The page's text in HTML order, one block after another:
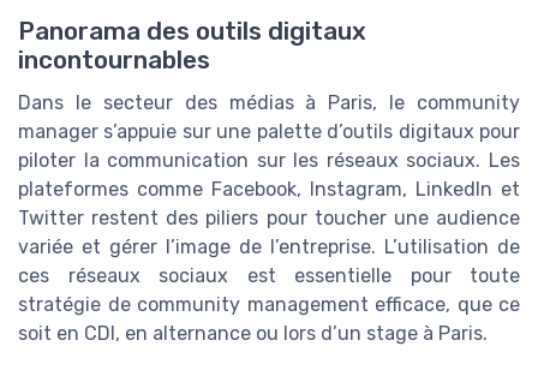
Panorama des outils digitaux
incontournables
Dans le secteur des médias à Paris, le community
manager s’appuie sur une palette d’outils digitaux pour
piloter la communication sur les réseaux sociaux. Les
plateformes comme Facebook, Instagram, LinkedIn et
Twitter restent des piliers pour toucher une audience
variée et gérer l’image de l’entreprise. L’utilisation de
ces réseaux sociaux est essentielle pour toute
stratégie de community management efficace, que ce
soit en CDI, en alternance ou lors d’un stage à Paris.